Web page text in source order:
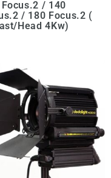
/ 140
/ 180 Focus.2 (
Head 4Kw)